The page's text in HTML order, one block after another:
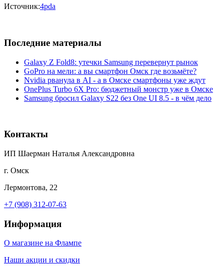
Источник:4pda
Последние материалы
Galaxy Z Fold8: утечки Samsung перевернут рынок
GoPro на мели: а вы смартфон Омск где возьмёте?
Nvidia рванула в AI - а в Омске смартфоны уже ждут
OnePlus Turbo 6X Pro: бюджетный монстр уже в Омске
Samsung бросил Galaxy S22 без One UI 8.5 - в чём дело
Контакты
ИП Шаерман Наталья Александровна
г. Омск
Лермонтова, 22
+7 (908) 312-07-63
Информация
О магазине на Флампе
Наши акции и скидки